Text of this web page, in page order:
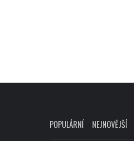
POPULÁRNÍ NEJNOVĚJŠÍ